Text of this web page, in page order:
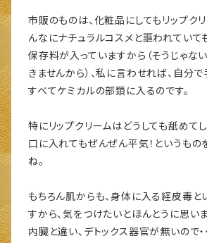
市販のものは、化粧品にしてもリップク
んなにナチュラルコスメと謳われていて
保存料が入っていますから（そうじゃな
きませんから）、私に言わせれば、自分
すべてケミカルの部類に入るのです。
特にリップクリームはどうしても舐めて
口に入れてもぜんぜん平気！というもの
ね。
もちろん肌からも、身体に入る経皮毒と
すから、気をつけたいとほんとうに思い
内臓と違い、デトックス器官が無いので・・